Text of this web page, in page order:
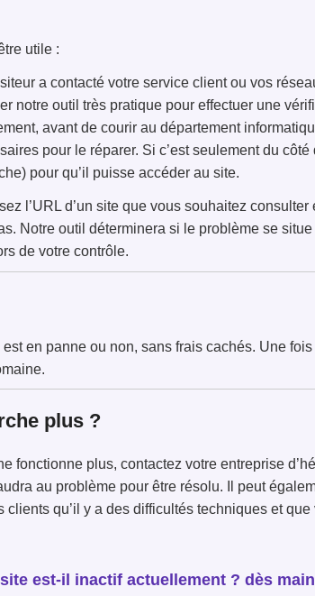
utile :
a contacté votre service client ou vos
notre outil très pratique pour effectuer une
avant de courir au département
pour le réparer. Si c’est seulement du côté
pour qu’il puisse accéder au site.
l’URL d’un site que vous souhaitez consulter
Notre outil déterminera si le problème se
de votre contrôle.
en panne ou non, sans frais cachés. Une
plus ?
fonctionne plus, contactez votre entreprise
au problème pour être résolu. Il peut
qu’il y a des difficultés techniques et
est-il inactif actuellement ? dès